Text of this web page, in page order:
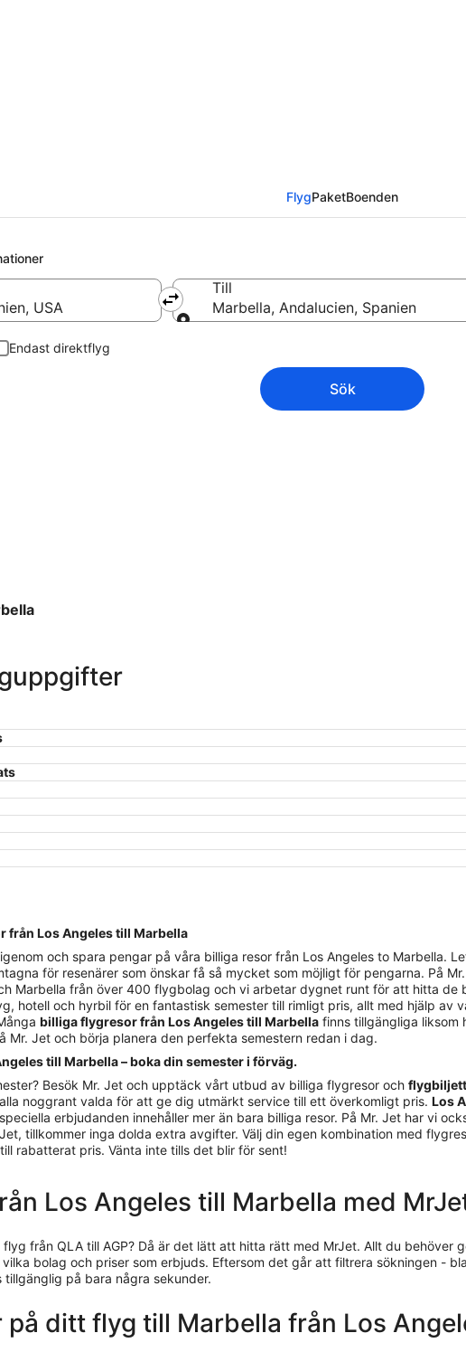
FlygPaketBoenden
USA
Till
Marbella, Andalucien, Spanien
Endast direktflyg
Sök
från Los Angeles till Marbella
och spara pengar på våra billiga resor från Los Angeles to Marbella.
för resenärer som önskar få så mycket som möjligt för pengarna. På
Marbella från över 400 flygbolag och vi arbetar dygnet runt för att hitta de
hotell och hyrbil för en fantastisk semester till rimligt pris, allt med hjälp av
billiga flygresor från Los Angeles till Marbella finns tillgängliga liksom
Mr. Jet och börja planera den perfekta semestern redan i dag.
till Marbella – boka din semester i förväg.
Besök Mr. Jet och upptäck vårt utbud av billiga flygresor och
noggrant valda för att ge dig utmärkt service till ett överkomligt pris. Los
erbjudanden innehåller mer än bara billiga resor. På Mr. Jet har vi
tillkommer inga dolda extra avgifter. Välj din egen kombination med
rabatterat pris. Vänta inte tills det blir för sent!
Los Angeles till Marbella med
från QLA till AGP? Då är det lätt att hitta rätt med MrJet. Allt du behöver
bolag och priser som erbjuds. Eftersom det går att filtrera sökningen -
på bara några sekunder.
på ditt flyg till Marbella från Los